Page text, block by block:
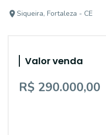
Siqueira, Fortaleza - CE
Valor venda
R$ 290.000,00